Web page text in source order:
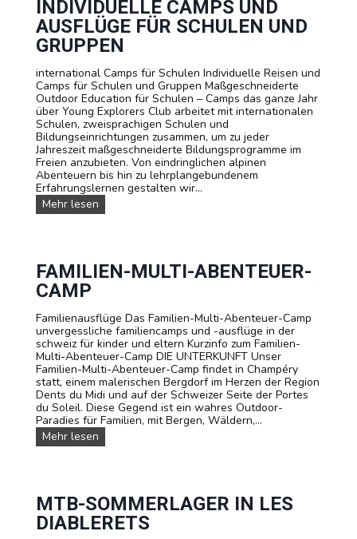
a
n
z
ö
i
s
c
h
,
E
n
g
l
i
s
c
e
r
u
t
s
c
h
i
n
e
i
n
n
n
e
U
n
t
e
r
k
ü
n
f
t
e
INDIVIDUELLE CAMPS UND
AUSFLÜGE FÜR SCHULEN UND
GRUPPEN
international Camps für Schulen Individuelle Reisen und
Camps für Schulen und Gruppen Maßgeschneiderte
Outdoor Education für Schulen – Camps das ganze Jahr
über Young Explorers Club arbeitet mit internationalen
Schulen, zweisprachigen Schulen und
Bildungseinrichtungen zusammen, um zu jeder
Jahreszeit maßgeschneiderte Bildungsprogramme im
Freien anzubieten. Von eindringlichen alpinen
Abenteuern bis hin zu lehrplangebundenem
Erfahrungslernen gestalten wir...
Mehr lesen
n
i
d
l
l
e
C
a
m
p
s
u
d
f
l
ü
FAMILIEN-MULTI-ABENTEUER-
CAMP
Familienausflüge Das Familien-Multi-Abenteuer-Camp
unvergessliche familiencamps und -ausflüge in der
schweiz für kinder und eltern Kurzinfo zum Familien-
Multi-Abenteuer-Camp DIE UNTERKUNFT Unser
Familien-Multi-Abenteuer-Camp findet in Champéry
statt, einem malerischen Bergdorf im Herzen der Region
Dents du Midi und auf der Schweizer Seite der Portes
du Soleil. Diese Gegend ist ein wahres Outdoor-
Paradies für Familien, mit Bergen, Wäldern,...
Mehr lesen
a
i
e
n
MTB-SOMMERLAGER IN LES
DIABLERETS